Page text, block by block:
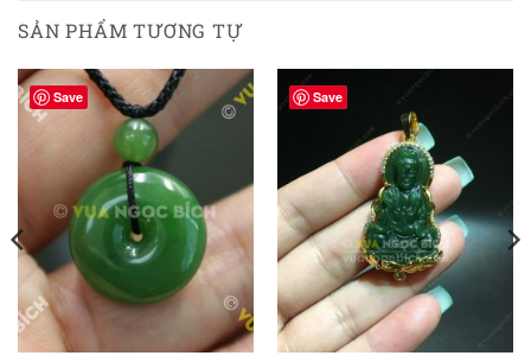
SẢN PHẨM TƯƠNG TỰ
Save Save